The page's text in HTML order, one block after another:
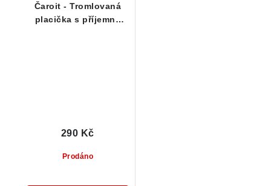
Čaroit - Tromlovaná
placička s příjemně
Prodáno
290 Kč